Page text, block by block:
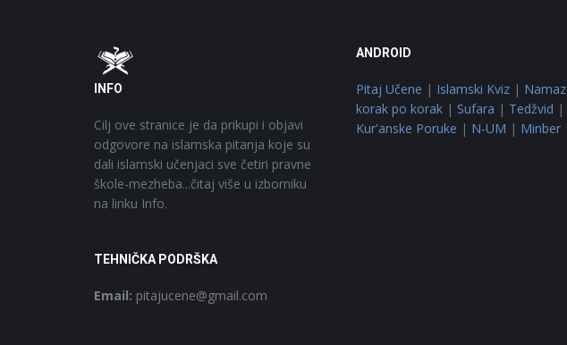
Footer
INFO
Cilj ove stranice je da prikupi i objavi
odgovore na islamska pitanja koje su
dali islamski učenjaci sve četiri pravne
škole-mezheba...čitaj više u izborniku
na linku Info.
TEHNIČKA PODRŠKA
Email: pitajucene@gmail.com
ANDROID
Pitaj Učene | Islamski Kviz| Namaz
korak po korak| Sufara | Tedžvid |
Kur'anske Poruke | N-UM | Minber